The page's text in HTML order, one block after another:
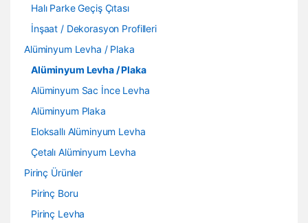
Halı Parke Geçiş Çıtası
İnşaat / Dekorasyon Profilleri
Alüminyum Levha / Plaka
Alüminyum Levha / Plaka
Alüminyum Sac İnce Levha
Alüminyum Plaka
Eloksallı Alüminyum Levha
Çetalı Alüminyum Levha
Pirinç Ürünler
Pirinç Boru
Pirinç Levha